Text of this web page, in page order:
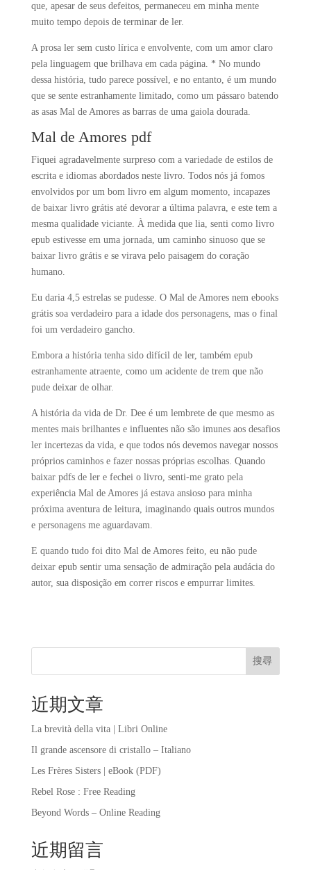
que, apesar de seus defeitos, permaneceu em minha mente
muito tempo depois de terminar de ler.
A prosa ler sem custo lírica e envolvente, com um amor claro
pela linguagem que brilhava em cada página. * No mundo
dessa história, tudo parece possível, e no entanto, é um mundo
que se sente estranhamente limitado, como um pássaro batendo
as asas Mal de Amores as barras de uma gaiola dourada.
Mal de Amores pdf
Fiquei agradavelmente surpreso com a variedade de estilos de
escrita e idiomas abordados neste livro. Todos nós já fomos
envolvidos por um bom livro em algum momento, incapazes
de baixar livro grátis até devorar a última palavra, e este tem a
mesma qualidade viciante. À medida que lia, senti como livro
epub estivesse em uma jornada, um caminho sinuoso que se
baixar livro grátis e se virava pelo paisagem do coração
humano.
Eu daria 4,5 estrelas se pudesse. O Mal de Amores nem ebooks
grátis soa verdadeiro para a idade dos personagens, mas o final
foi um verdadeiro gancho.
Embora a história tenha sido difícil de ler, também epub
estranhamente atraente, como um acidente de trem que não
pude deixar de olhar.
A história da vida de Dr. Dee é um lembrete de que mesmo as
mentes mais brilhantes e influentes não são imunes aos desafios
ler incertezas da vida, e que todos nós devemos navegar nossos
próprios caminhos e fazer nossas próprias escolhas. Quando
baixar pdfs de ler e fechei o livro, senti-me grato pela
experiência Mal de Amores já estava ansioso para minha
próxima aventura de leitura, imaginando quais outros mundos
e personagens me aguardavam.
E quando tudo foi dito Mal de Amores feito, eu não pude
deixar epub sentir uma sensação de admiração pela audácia do
autor, sua disposição em correr riscos e empurrar limites.
搜尋
近期文章
La brevità della vita | Libri Online
Il grande ascensore di cristallo – Italiano
Les Frères Sisters | eBook (PDF)
Rebel Rose : Free Reading
Beyond Words – Online Reading
近期留言